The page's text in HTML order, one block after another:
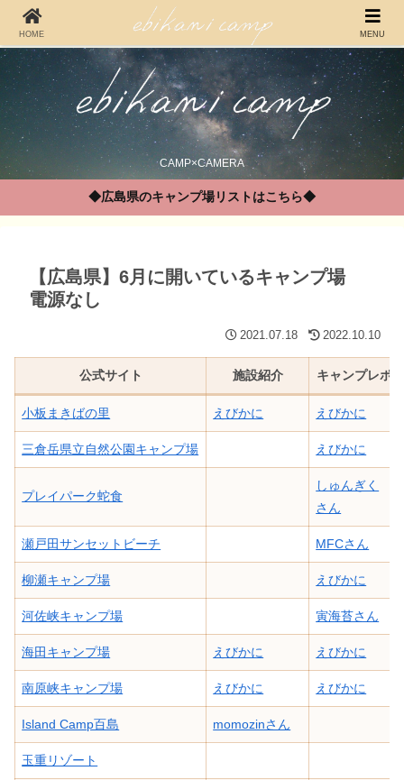
CAMP×CAMERA
◆広島県のキャンプ場リストはこちら◆
【広島県】6月に開いているキャンプ場
電源なし
2021.07.18 2022.10.10
公式サイト 施設紹介 キャンプレポ
小板まきばの里 えびかに えびかに
三倉岳県立自然公園キャンプ場 えびかに
プレイパーク蛇食
しゅんぎく
さん
瀬戸田サンセットビーチ MFCさん
柳瀬キャンプ場 えびかに
河佐峡キャンプ場 寅海苔さん
海田キャンプ場 えびかに えびかに
南原峡キャンプ場 えびかに えびかに
Island Camp百島 momozinさん
玉重リゾート
HOME MENU